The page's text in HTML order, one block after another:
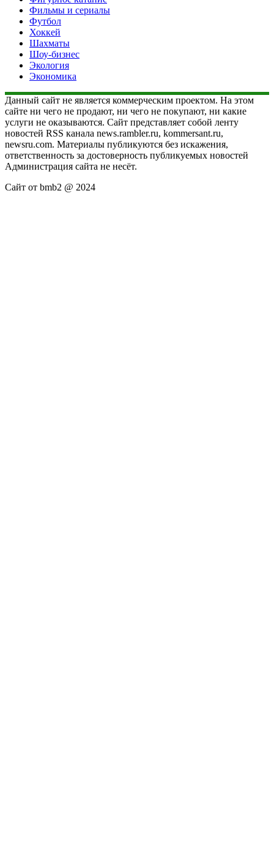
Фильмы и сериалы
Футбол
Хоккей
Шахматы
Шоу-бизнес
Экология
Экономика
Данный сайт не является коммерческим проектом. На этом
сайте ни чего не продают, ни чего не покупают, ни какие
услуги не оказываются. Сайт представляет собой ленту
новостей RSS канала news.rambler.ru, kommersant.ru,
newsru.com. Материалы публикуются без искажения,
ответственность за достоверность публикуемых новостей
Администрация сайта не несёт.
Сайт от bmb2 @ 2024